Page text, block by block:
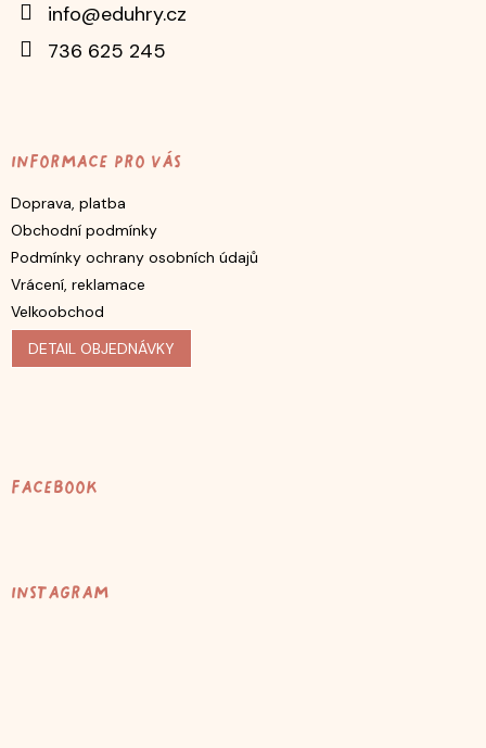
info@eduhry.cz
736 625 245
Informace pro vás
Doprava, platba
Obchodní podmínky
Podmínky ochrany osobních údajů
Vrácení, reklamace
Velkoobchod
DETAIL OBJEDNÁVKY
Facebook
Instagram